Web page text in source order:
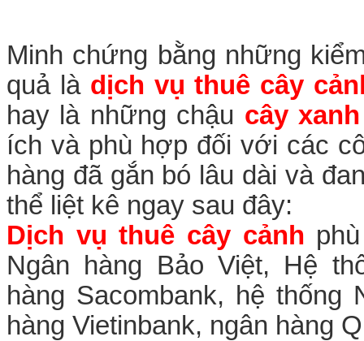
Minh chứng bằng những
quả là dịch vụ thuê cây
hay là những chậu cây
ích và phù hợp đối với các
hàng đã gắn bó lâu dài và
thể liệt kê ngay sau đây:
Dịch vụ thuê cây cảnh
Ngân hàng Bảo Việt, Hệ
hàng Sacombank, hệ
hàng Vietinbank, ngân hàng